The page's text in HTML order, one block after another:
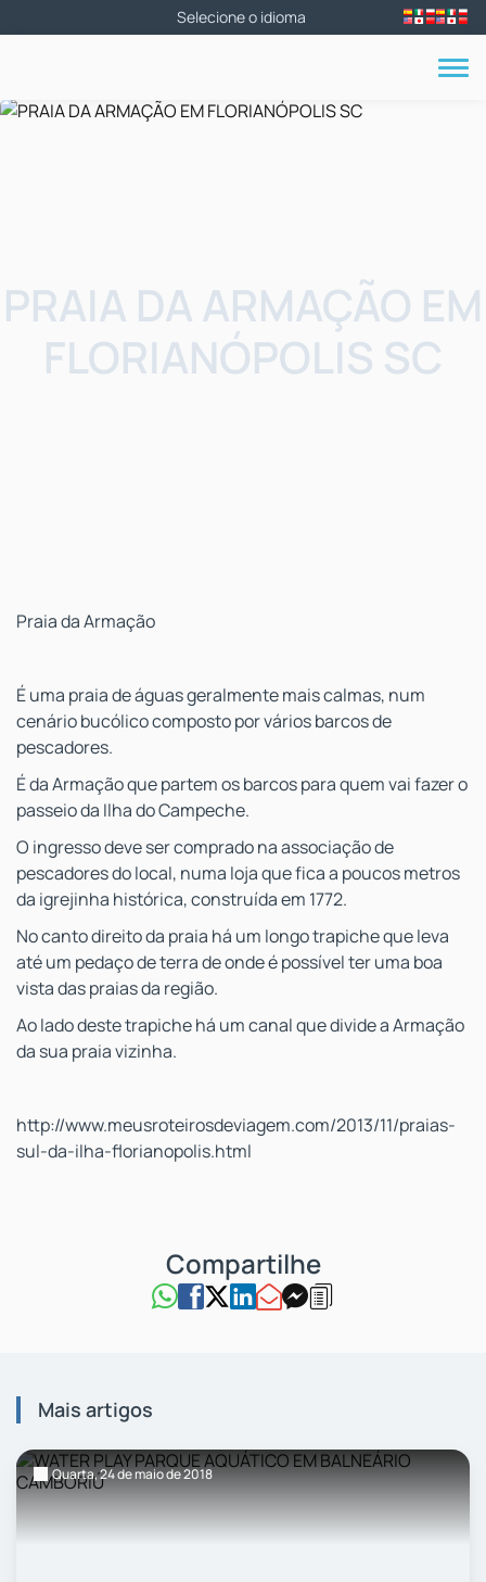
PRAIA DA ARMAÇÃO EM
FLORIANÓPOLIS SC
Praia da Armação
É uma praia de águas geralmente mais calmas, num
cenário bucólico composto por vários barcos de
pescadores.
É da Armação que partem os barcos para quem vai fazer o
passeio da Ilha do Campeche.
O ingresso deve ser comprado na associação de
pescadores do local, numa loja que fica a poucos metros
da igrejinha histórica, construída em 1772.
No canto direito da praia há um longo trapiche que leva
até um pedaço de terra de onde é possível ter uma boa
vista das praias da região.
Ao lado deste trapiche há um canal que divide a Armação
da sua praia vizinha.
http://www.meusroteirosdeviagem.com/2013/11/praias-
sul-da-ilha-florianopolis.html
Mais artigos
Quarta,24de maiode 2018